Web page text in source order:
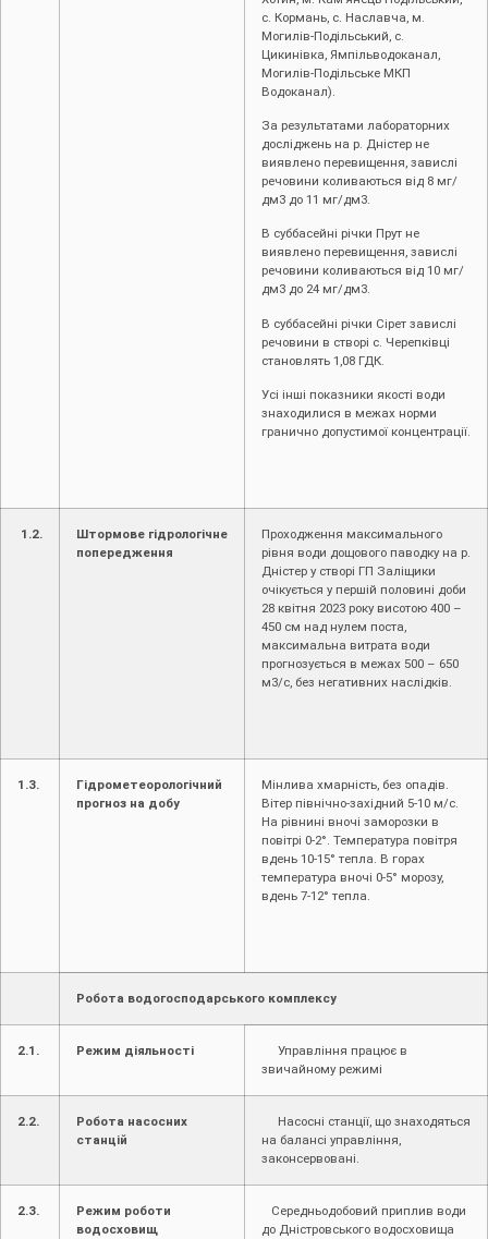
с. Кормань, с. Наславча, м.
Могилів-Подільський, с.
Цикинівка, Ямпільводоканал,
Могилів-Подільське МКП
Водоканал).
За результатами лабораторних
досліджень на р. Дністер не
виявлено перевищення, завислі
речовини коливаються від 8 мг/
дм3 до 11 мг/дм3.
В суббасейні річки Прут не
виявлено перевищення, завислі
речовини коливаються від 10 мг/
дм3 до 24 мг/дм3.
В суббасейні річки Сірет завислі
речовини в створі с. Черепківці
становлять 1,08 ГДК.
Усі інші показники якості води
знаходилися в межах норми
гранично допустимої концентрації.
1.2.
Штормове гідрологічне
попередження
Проходження максимального
рівня води дощового паводку на р.
Дністер у створі ГП Заліщики
очікується у першій половині доби
28 квітня 2023 року висотою 400 –
450 см над нулем поста,
максимальна витрата води
прогнозується в межах 500 – 650
м3/с, без негативних наслідків.
1.3.
Гідрометеорологічний
прогноз на добу
Мінлива хмарність, без опадів.
Вітер північно-західний 5-10 м/с.
На рівнині вночі заморозки в
повітрі 0-2°. Температура повітря
вдень 10-15° тепла. В горах
температура вночі 0-5° морозу,
вдень 7-12° тепла.
Робота водогосподарського комплексу
2.1. Режим діяльності
Управління працює в
звичайному режимі
2.2.
Робота насосних
станцій
Насосні станції, що знаходяться
на балансі управління,
законсервовані.
2.3.
Режим роботи
водосховищ
Середньодобовий приплив води
до Дністровського водосховища